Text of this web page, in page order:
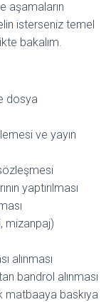
aşamaların
isterseniz temel
bakalım.
dosya
ve yayın
yaptırılması
mizanpaj)
alınması
bandrol alınması
matbaaya baskıya